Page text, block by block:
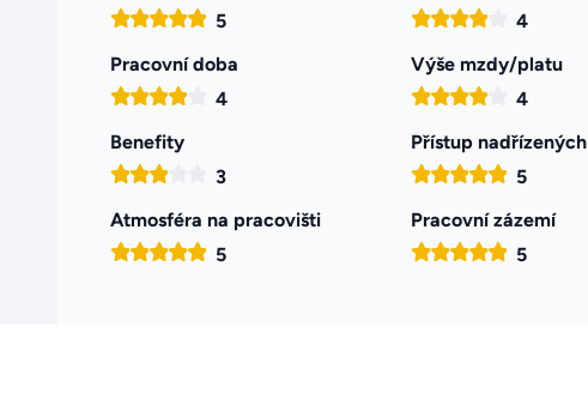
5
4
Pracovní doba
4
Výše mzdy/platu
4
Benefity
3
Přístup nadřízených
5
Atmosféra na pracovišti
5
Pracovní zázemí
5